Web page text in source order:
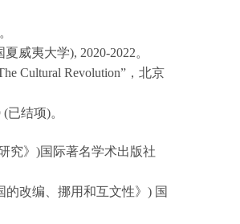
威夷大学), 2020-2022。
Cultural Revolution”，北京
结项)。
究》 )国际著名学术出版社
改编、挪用和互文性》 ) 国